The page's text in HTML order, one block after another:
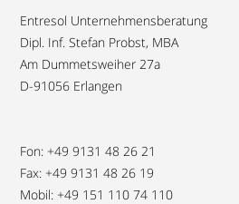
Entresol Unternehmensberatung
Dipl. Inf. Stefan Probst, MBA
Am Dummetsweiher 27a
D-91056 Erlangen
Fon: +49 9131 48 26 21
Fax: +49 9131 48 26 19
Mobil: +49 151 110 74 110